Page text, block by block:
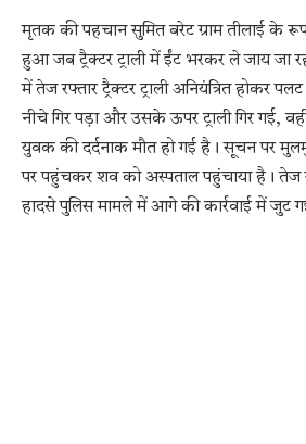
मृतक की पहचान सुमित बरेट ग्राम तीलाई के
हुआ जब ट्रैक्टर ट्राली में ईंट भरकर ले जाय जा
में तेज रफ्तार ट्रैक्टर ट्राली अनियंत्रित होकर
नीचे गिर पड़ा और उसके ऊपर ट्राली गिर गई,
युवक की दर्दनाक मौत हो गई है। सूचन पर
पर पहुंचकर शव को अस्पताल पहुंचाया है। तेज
हादसे पुलिस मामले में आगे की कार्रवाई में जुट